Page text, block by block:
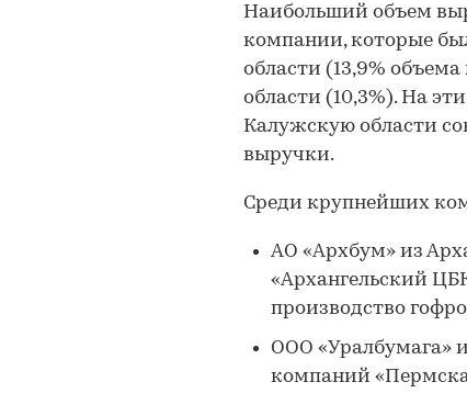
Наибольший объем
компании, которые
области (13,9%
области (10,3%). На
Калужскую области
выручки.
Среди крупнейших
АО «Архбум» из
«Архангельский
производство
ООО «Уралбумага»
компаний